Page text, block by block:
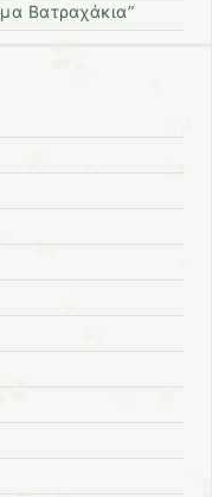
Βατραχάκια”